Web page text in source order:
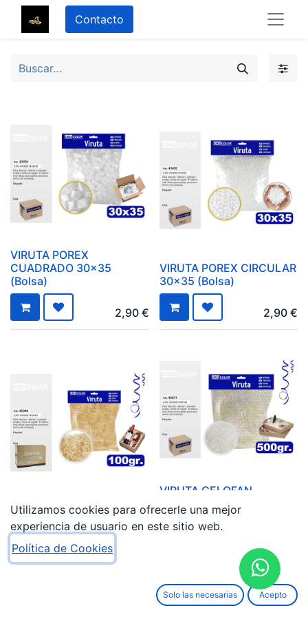
Contacto
VIRUTA POREX
CUADRADO 30x35
(Bolsa)
2,90€
VIRUTA POREX CIRCULAR
30x35 (Bolsa)
2,90 €
VIRUTA CHOPO 100G
VIRUTA CELOFAN
TRANSPARENTE BOLSA
500G
9,41
Utilizamos cookies para ofrecerle una mejor
experiencia de usuario en este sitio web.
Política de Cookies
Solo las necesarias Acepto